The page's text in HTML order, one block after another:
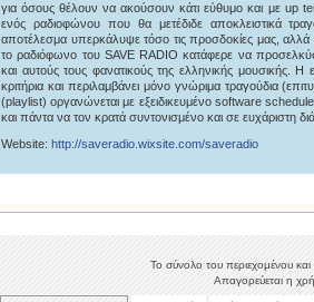
για όσους θέλουν να ακούσουν κάτι εύθυμο και με up
ενός ραδιοφώνου που θα μετέδιδε αποκλειστικά
αποτέλεσμα υπερκάλυψε τόσο τις προσδοκίες μας, αλλά
το ραδιόφωνο του SAVE RADIO κατάφερε να
και αυτούς τους φανατικούς της ελληνικής μουσικής. Η
κριτήρια και περιλαμβάνει μόνο γνώριμα τραγούδια
(playlist) οργανώνεται με εξειδικευμένο software
και πάντα να τον κρατά συντονισμένο και σε ευχάριστη
Website: http://saveradio.wixsite.com/saveradio
Το σύνολο του περιεχομένου
Απαγορεύεται η